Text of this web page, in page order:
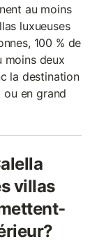
au moins
luxueuses
100 % de
moins deux
la destination
en grand
villas